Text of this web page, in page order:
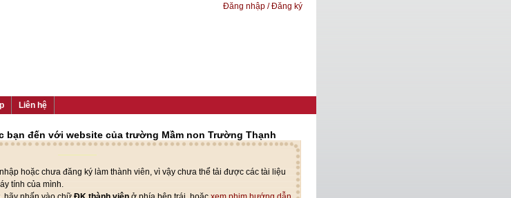
Đăng nhập / Đăng ký
Liên hệ
bạn đến với website của trường Mầm non Trường Thạnh
hoặc chưa đăng ký làm thành viên, vì vậy chưa thể tải được các tài liệu
tính của mình.